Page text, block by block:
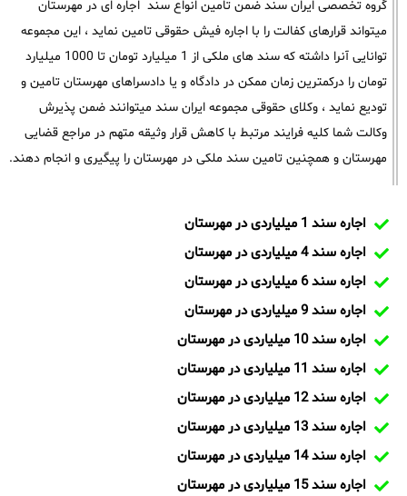
گروه تخصصی ایران سند ضمن تامین انواع سند اجاره ای در مهرستان
میتواند قرارهای کفالت را با اجاره فیش حقوقی تامین نماید ، این مجموعه
توانایی آنرا داشته که سند های ملکی از 1 میلیارد تومان تا 1000 میلیارد
تومان را درکمترین زمان ممکن در دادگاه و یا دادسراهای مهرستان تامین و
تودیع نماید ، وکلای حقوقی مجموعه ایران سند میتوانند ضمن پذیرش
وکالت شما کلیه فرایند مرتبط با کاهش قرار وثیقه متهم در مراجع قضایی
مهرستان و همچنین تامین سند ملکی در مهرستان را پیگیری و انجام دهند.
اجاره سند 1 میلیاردی در مهرستان
اجاره سند 4 میلیاردی در مهرستان
اجاره سند 6 میلیاردی در مهرستان
اجاره سند 9 میلیاردی در مهرستان
اجاره سند 10 میلیاردی در مهرستان
اجاره سند 11 میلیاردی در مهرستان
اجاره سند 12 میلیاردی در مهرستان
اجاره سند 13 میلیاردی در مهرستان
اجاره سند 14 میلیاردی در مهرستان
اجاره سند 15 میلیاردی در مهرستان